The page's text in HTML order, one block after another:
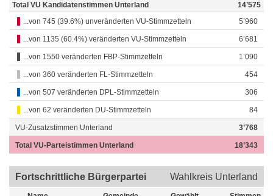
Total VU Kandidatenstimmen Unterland
14’575
...von 745 (39.6%) unveränderten VU-Stimmzetteln
5’960
...von 1135 (60.4%) veränderten VU-Stimmzetteln 6’681
...von 1550 veränderten FBP-Stimmzetteln 1’090
...von 360 veränderten FL-Stimmzetteln 454
...von 507 veränderten DPL-Stimmzetteln 306
...von 62 veränderten DU-Stimmzetteln 84
VU-Zusatzstimmen Unterland 3’768
Total VU-Parteistimmen Unterland 18’343
Fortschrittliche Bürgerpartei Wahlkreis Unterland